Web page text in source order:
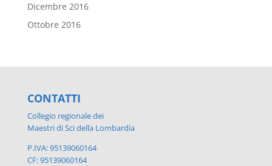
Dicembre 2016
Ottobre 2016
CONTATTI
Collegio regionale dei
Maestri di Sci della Lombardia
P.IVA: 95139060164
CF: 95139060164